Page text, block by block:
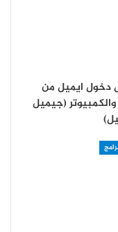
دخول ايميل من
والكمبيوتر (جيميل